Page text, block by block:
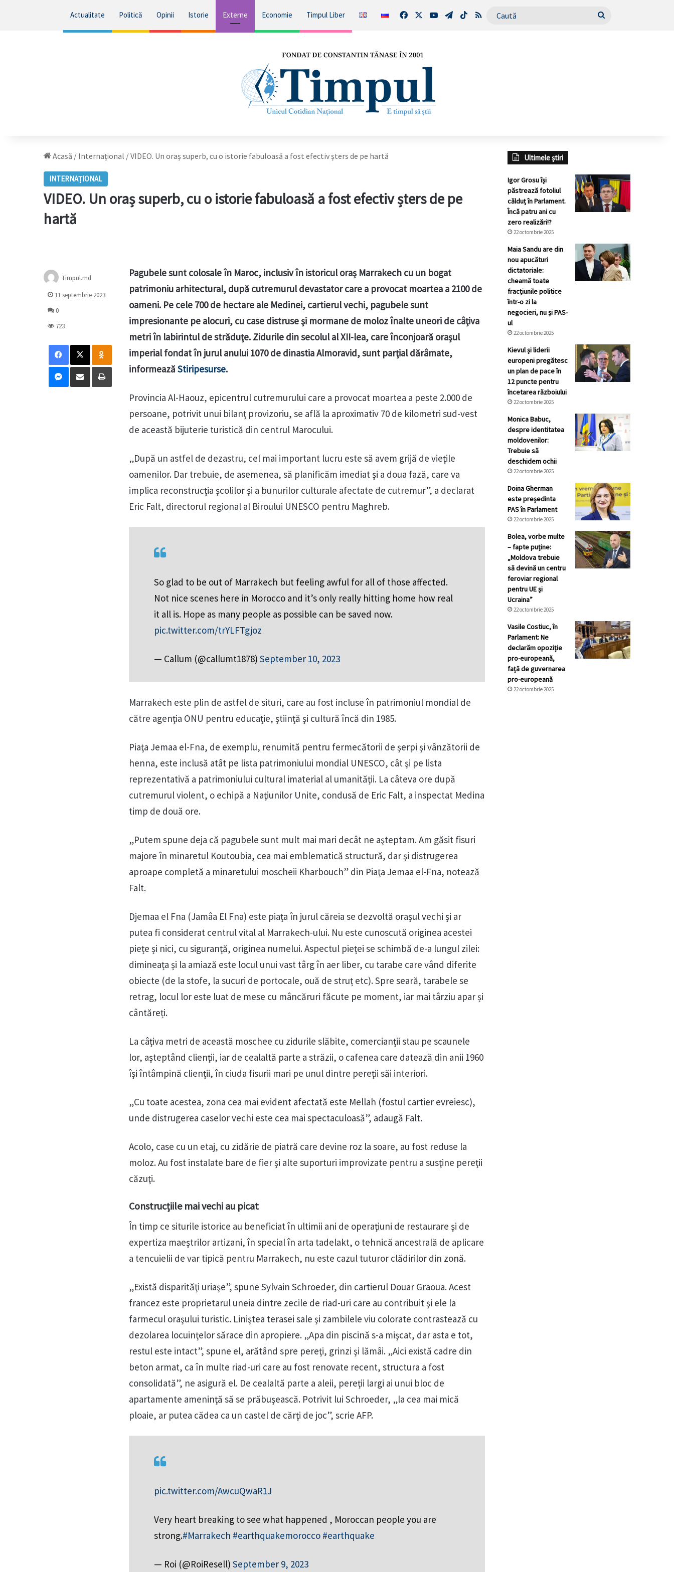
Actualitate Politică Opinii Istorie Externe Economie Timpul Liber FacebookYouTubeTelegram
TikTokRSS Caută
Acasă / Internațional /VIDEO. Un oraș superb, cu o istorie fabuloasă a fost efectiv șters de pe hartă
INTERNAȚIONAL
VIDEO. Un oraș superb, cu o istorie fabuloasă a fost efectiv șters de pe
hartă
Pagubele sunt colosale în Maroc, inclusiv în istoricul oraș Marrakech cu un bogat
patrimoniu arhitectural, după cutremurul devastator care a provocat moartea a 2100 de
oameni. Pe cele 700 de hectare ale Medinei, cartierul vechi, pagubele sunt
impresionante pe alocuri, cu case distruse şi mormane de moloz înalte uneori de câţiva
metri în labirintul de străduţe. Zidurile din secolul al XII-lea, care înconjoară oraşul
imperial fondat în jurul anului 1070 de dinastia Almoravid, sunt parţial dărâmate,
informează Stiripesurse.
Provincia Al-Haouz, epicentrul cutremurului care a provocat moartea a peste 2.000 de
persoane, potrivit unui bilanţ provizoriu, se află la aproximativ 70 de kilometri sud-vest
de această bijuterie turistică din centrul Marocului.
„După un astfel de dezastru, cel mai important lucru este să avem grijă de vieţile
oamenilor. Dar trebuie, de asemenea, să planificăm imediat şi a doua fază, care va
implica reconstrucţia şcolilor şi a bunurilor culturale afectate de cutremur”, a declarat
Eric Falt, directorul regional al Biroului UNESCO pentru Maghreb.
So glad to be out of Marrakech but feeling awful for all of those affected.
Not nice scenes here in Morocco and it’s only really hitting home how real
it all is. Hope as many people as possible can be saved now.
pic.twitter.com/trYLFTgjoz
— Callum (@callumt1878) September 10, 2023
Marrakech este plin de astfel de situri, care au fost incluse în patrimoniul mondial de
către agenţia ONU pentru educaţie, ştiinţă şi cultură încă din 1985.
Piaţa Jemaa el-Fna, de exemplu, renumită pentru fermecătorii de şerpi şi vânzătorii de
henna, este inclusă atât pe lista patrimoniului mondial UNESCO, cât şi pe lista
reprezentativă a patrimoniului cultural imaterial al umanităţii. La câteva ore după
cutremurul violent, o echipă a Naţiunilor Unite, condusă de Eric Falt, a inspectat Medina
timp de două ore.
„Putem spune deja că pagubele sunt mult mai mari decât ne aşteptam. Am găsit fisuri
majore în minaretul Koutoubia, cea mai emblematică structură, dar şi distrugerea
aproape completă a minaretului moscheii Kharbouch” din Piaţa Jemaa el-Fna, notează
Falt.
Djemaa el Fna (Jamâa El Fna) este piața în jurul căreia se dezvoltă orașul vechi și ar
putea fi considerat centrul vital al Marrakech-ului. Nu este cunoscută originea acestei
piețe și nici, cu siguranță, originea numelui. Aspectul pieței se schimbă de-a lungul zilei:
dimineața și la amiază este locul unui vast târg în aer liber, cu tarabe care vând diferite
obiecte (de la stofe, la sucuri de portocale, ouă de struț etc). Spre seară, tarabele se
retrag, locul lor este luat de mese cu mâncăruri făcute pe moment, iar mai târziu apar și
cântăreți.
La câţiva metri de această moschee cu zidurile slăbite, comercianţii stau pe scaunele
lor, aşteptând clienţii, iar de cealaltă parte a străzii, o cafenea care datează din anii 1960
îşi întâmpină clienţii, în ciuda fisurii mari pe unul dintre pereţii săi interiori.
„Cu toate acestea, zona cea mai evident afectată este Mellah (fostul cartier evreiesc),
unde distrugerea caselor vechi este cea mai spectaculoasă”, adaugă Falt.
Acolo, case cu un etaj, cu zidărie de piatră care devine roz la soare, au fost reduse la
moloz. Au fost instalate bare de fier şi alte suporturi improvizate pentru a susţine pereţii
căzuţi.
Construcțiile mai vechi au picat
În timp ce siturile istorice au beneficiat în ultimii ani de operaţiuni de restaurare şi de
expertiza maeştrilor artizani, în special în arta tadelakt, o tehnică ancestrală de aplicare
a tencuielii de var tipică pentru Marrakech, nu este cazul tuturor clădirilor din zonă.
„Există disparităţi uriaşe”, spune Sylvain Schroeder, din cartierul Douar Graoua. Acest
francez este proprietarul uneia dintre zecile de riad-uri care au contribuit şi ele la
farmecul oraşului turistic. Liniştea terasei sale şi zambilele viu colorate contrastează cu
dezolarea locuinţelor sărace din apropiere. „Apa din piscină s-a mişcat, dar asta e tot,
restul este intact”, spune el, arătând spre pereţi, grinzi şi lămâi. „Aici există cadre din
beton armat, ca în multe riad-uri care au fost renovate recent, structura a fost
consolidată”, ne asigură el. De cealaltă parte a aleii, pereţii largi ai unui bloc de
apartamente ameninţă să se prăbuşească. Potrivit lui Schroeder, „la cea mai mică
ploaie, ar putea cădea ca un castel de cărţi de joc”, scrie AFP.
pic.twitter.com/AwcuQwaR1J
Very heart breaking to see what happened , Moroccan people you are
strong.#Marrakech #earthquakemorocco #earthquake
— Roi (@RoiResell) September 9, 2023
Timpul.md
11 septembrie 2023
0
723
Facebook
X Odnoklassniki
Messenger
Distribuie prin mail Tipărește
Ultimele știri
Igor Grosu își
păstrează fotoliul
călduț în Parlament.
Încă patru ani cu
zero realizări!?
22 octombrie 2025
Maia Sandu are din
nou apucături
dictatoriale:
cheamă toate
fracţiunile politice
într-o zi la
negocieri, nu şi PAS-
ul
22 octombrie 2025
Kievul și liderii
europeni pregătesc
un plan de pace în
12 puncte pentru
încetarea războiului
22 octombrie 2025
Monica Babuc,
despre identitatea
moldovenilor:
Trebuie să
deschidem ochii
22 octombrie 2025
Doina Gherman
este președinta
PAS în Parlament
22 octombrie 2025
Bolea, vorbe multe
– fapte puține:
„Moldova trebuie
să devină un centru
feroviar regional
pentru UE și
Ucraina”
22 octombrie 2025
Vasile Costiuc, în
Parlament: Ne
declarăm opoziție
pro-europeană,
față de guvernarea
pro-europeană
22 octombrie 2025